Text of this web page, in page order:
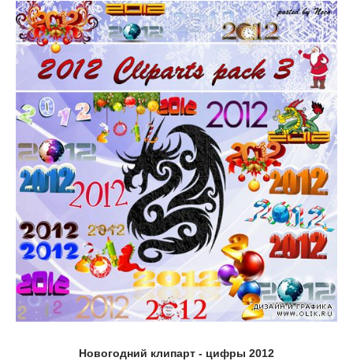
Новогодний клипарт - цифры 2012